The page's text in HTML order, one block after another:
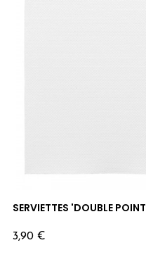
SERVIETTES 'DOUBLE
Prix
3,90 €